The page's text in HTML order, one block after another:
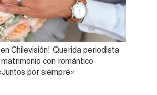
Chilevisión! Querida periodista
con romántico
por siempre»